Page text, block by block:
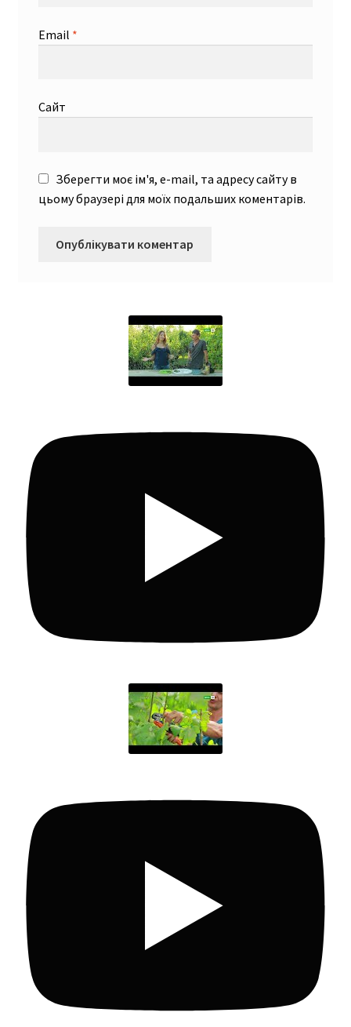
Email *
Сайт
Зберегти моє ім'я, e-mail, та адресу сайту в
цьому браузері для моїх подальших коментарів.